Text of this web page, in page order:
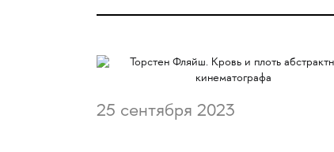
25 сентября 2023